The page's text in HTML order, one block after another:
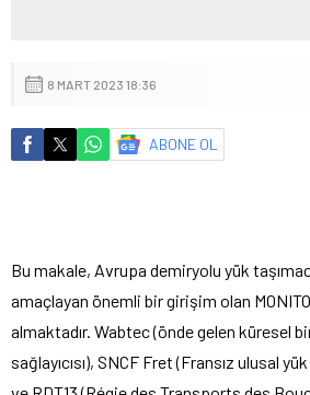
8 MART 2023 18:36
ABONE OL
Bu makale, Avrupa demiryolu yük
amaçlayan önemli bir girişim olan
almaktadır. Wabtec (önde gelen küresel
sağlayıcısı), SNCF Fret (Fransız ulusal